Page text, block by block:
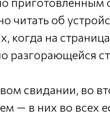
читать об
когда на
разгорающейся
свидании, во
— в них во всех